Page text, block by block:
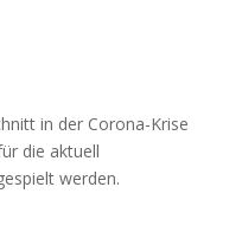
in der Corona-Krise
die aktuell
werden.